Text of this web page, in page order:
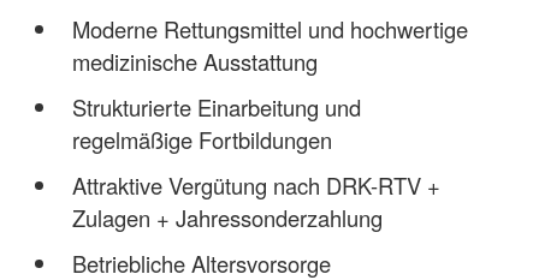
Moderne Rettungsmittel und hochwertige
medizinische Ausstattung
Strukturierte Einarbeitung und
regelmäßige Fortbildungen
Attraktive Vergütung nach DRK-RTV +
Zulagen + Jahressonderzahlung
Betriebliche Altersvorsorge